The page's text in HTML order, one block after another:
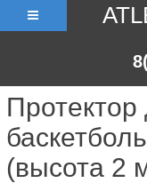
Протектор
(высота 2